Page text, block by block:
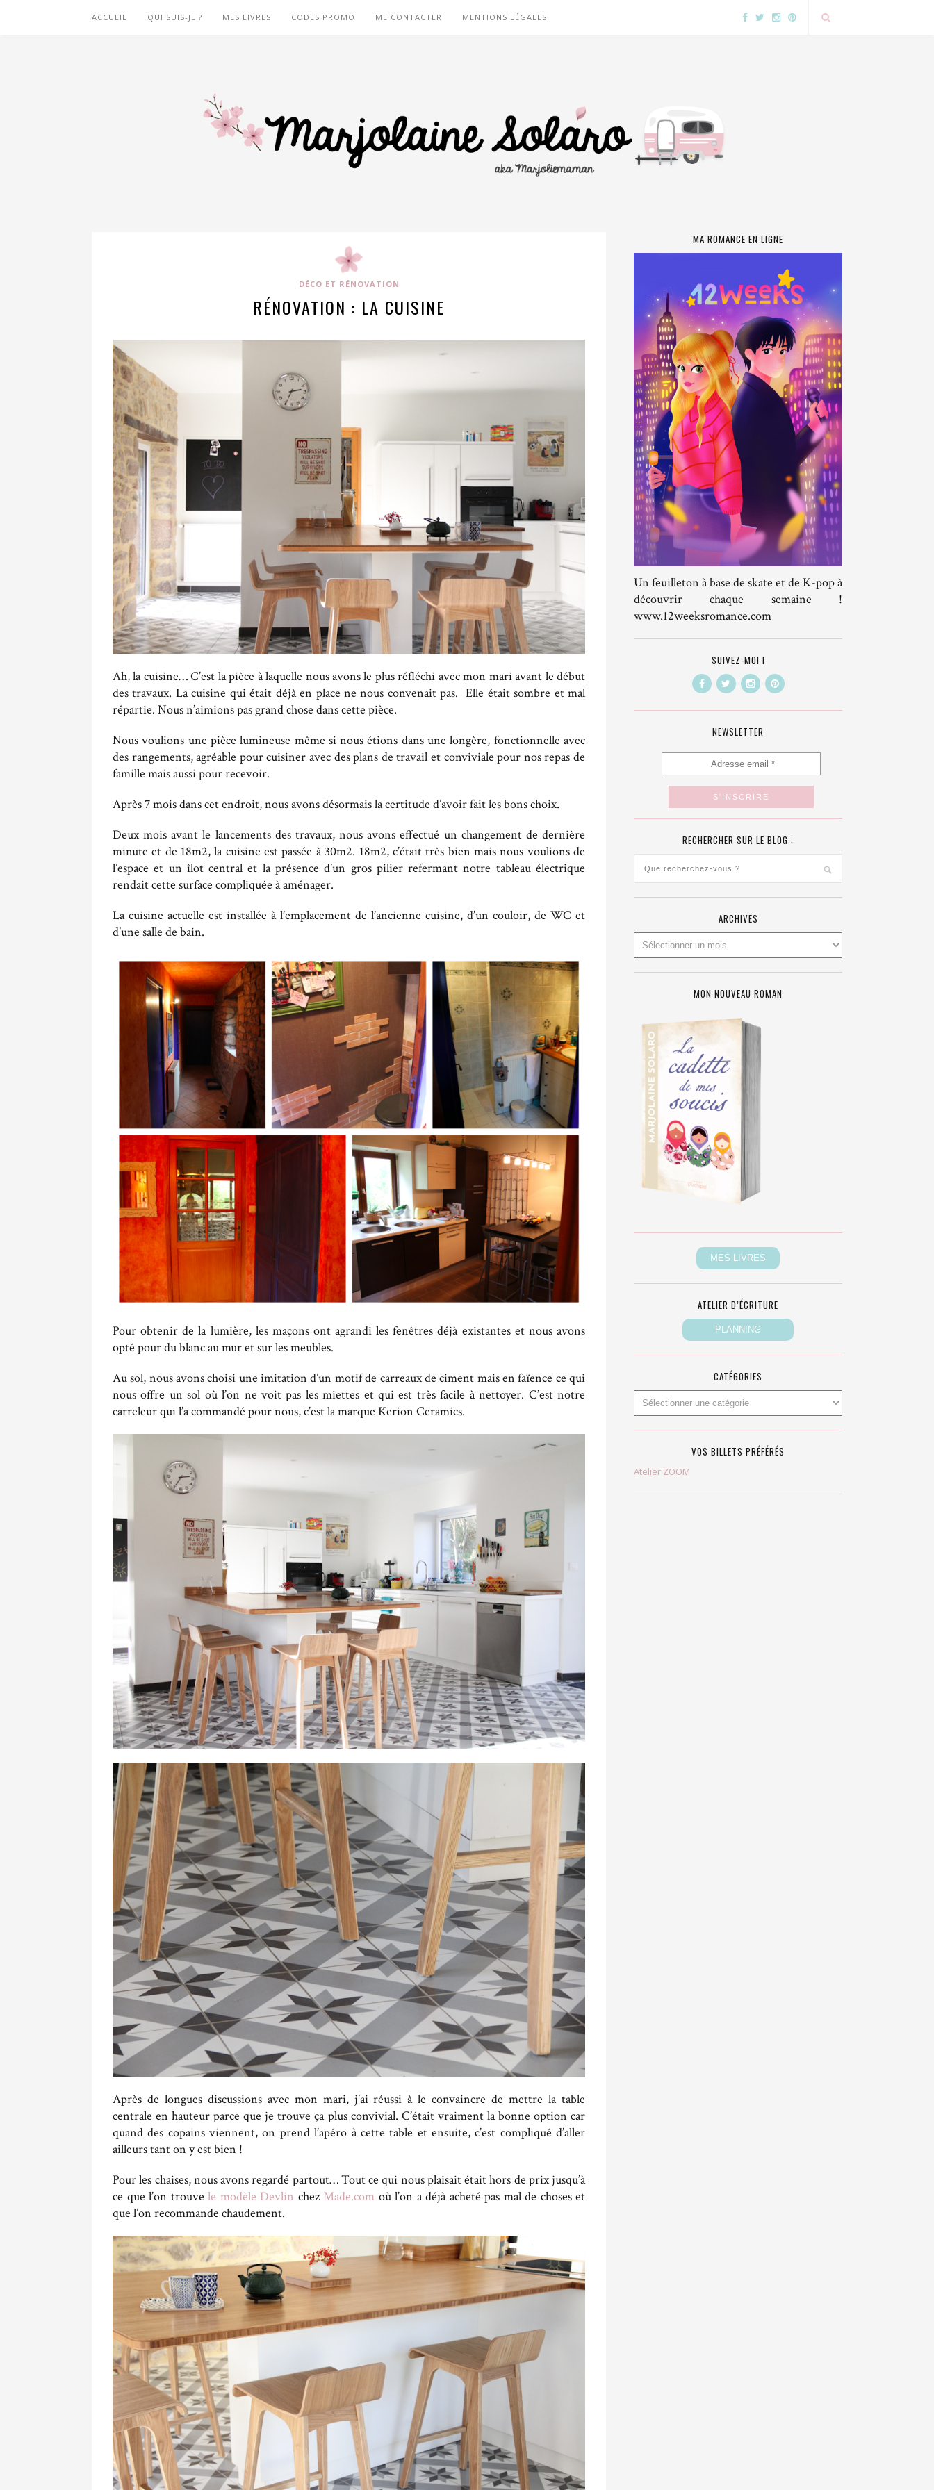
ACCUEIL QUI SUIS-JE ? MES LIVRES CODES PROMO ME CONTACTER MENTIONS LÉGALES
DÉCO ET RÉNOVATION
RÉNOVATION : LA CUISINE
Ah, la cuisine… C’est la pièce à laquelle nous avons le plus réfléchi avec mon mari avant le début
des travaux. La cuisine qui était déjà en place ne nous convenait pas. Elle était sombre et mal
répartie. Nous n’aimions pas grand chose dans cette pièce.
Nous voulions une pièce lumineuse même si nous étions dans une longère, fonctionnelle avec
des rangements, agréable pour cuisiner avec des plans de travail et conviviale pour nos repas de
famille mais aussi pour recevoir.
Après 7 mois dans cet endroit, nous avons désormais la certitude d’avoir fait les bons choix.
Deux mois avant le lancements des travaux, nous avons effectué un changement de dernière
minute et de 18m2, la cuisine est passée à 30m2. 18m2, c’était très bien mais nous voulions de
l’espace et un îlot central et la présence d’un gros pilier refermant notre tableau électrique
rendait cette surface compliquée à aménager.
La cuisine actuelle est installée à l’emplacement de l’ancienne cuisine, d’un couloir, de WC et
d’une salle de bain.
Pour obtenir de la lumière, les maçons ont agrandi les fenêtres déjà existantes et nous avons
opté pour du blanc au mur et sur les meubles.
Au sol, nous avons choisi une imitation d’un motif de carreaux de ciment mais en faïence ce qui
nous offre un sol où l’on ne voit pas les miettes et qui est très facile à nettoyer. C’est notre
carreleur qui l’a commandé pour nous, c’est la marque Kerion Ceramics.
Après de longues discussions avec mon mari, j’ai réussi à le convaincre de mettre la table
centrale en hauteur parce que je trouve ça plus convivial. C’était vraiment la bonne option car
quand des copains viennent, on prend l’apéro à cette table et ensuite, c’est compliqué d’aller
ailleurs tant on y est bien !
Pour les chaises, nous avons regardé partout… Tout ce qui nous plaisait était hors de prix jusqu’à
ce que l’on trouve le modèle Devlin chez Made.com où l’on a déjà acheté pas mal de choses et
que l’on recommande chaudement.
MA ROMANCE EN LIGNE
Un feuilleton à base de skate et de K-pop à
découvrir chaque semaine !
www.12weeksromance.com
SUIVEZ-MOI !
NEWSLETTER
RECHERCHER SUR LE BLOG :
ARCHIVES
MON NOUVEAU ROMAN
ATELIER D’ÉCRITURE
CATÉGORIES
VOS BILLETS PRÉFÉRÉS
Atelier ZOOM